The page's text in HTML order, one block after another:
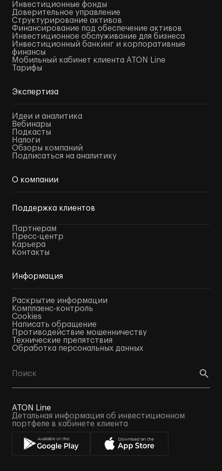
Инвестиционные фонды
Доверительное управление
Структурирование активов
Финансирование под обеспечение активов
Инвестиционное обслуживание для бизнеса
Инвестиционный банкинг и корпоративные
финансы
Мобильный кабинет клиента ATON Line
Тарифы
Экспертиза
Идеи и аналитика
Вебинары
Подкасты
Налоги
Обзоры компаний
Подписаться на аналитику
О компании
Поддержка клиентов
Партнерам
Пресс-центр
Карьера
Контакты
Информация
Раскрытие информации
Комплаенс-контроль
Cookies
Написать обращение
Противодействие мошенничеству
Технические препятствия
Обработка персональных данных
ATON Line
Детальная информация об инвестиционном
портфеле в кабинете клиента